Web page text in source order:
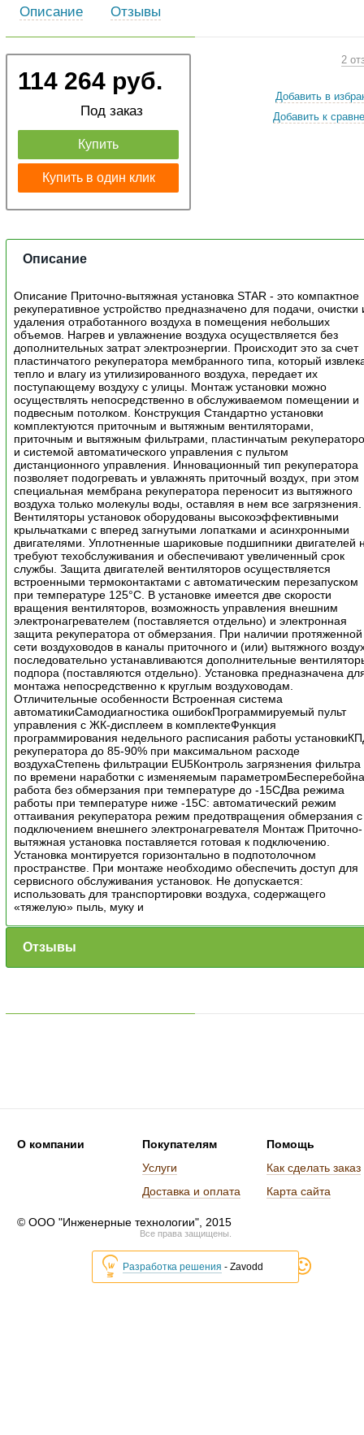
Описание Отзывы
114 264 руб.
Под заказ
Купить
Купить в один клик
2
Добавить в
Добавить к
Описание
Описание Приточно-вытяжная установка STAR - это компактное
рекуперативное устройство предназначено для подачи, очистки
удаления отработанного воздуха в помещения небольших
объемов. Нагрев и увлажнение воздуха осуществляется без
дополнительных затрат электроэнергии. Происходит это за счет
пластинчатого рекуператора мембранного типа, который
тепло и влагу из утилизированного воздуха, передает их
поступающему воздуху с улицы. Монтаж установки можно
осуществлять непосредственно в обслуживаемом помещении и
подвесным потолком. Конструкция Стандартно установки
комплектуются приточным и вытяжным вентиляторами,
приточным и вытяжным фильтрами, пластинчатым
и системой автоматического управления с пультом
дистанционного управления. Инновационный тип рекуператора
позволяет подогревать и увлажнять приточный воздух, при этом
специальная мембрана рекуператора переносит из вытяжного
воздуха только молекулы воды, оставляя в нем все загрязнения.
Вентиляторы установок оборудованы высокоэффективными
крыльчатками с вперед загнутыми лопатками и асинхронными
двигателями. Уплотненные шариковые подшипники двигателей
требуют техобслуживания и обеспечивают увеличенный срок
службы. Защита двигателей вентиляторов осуществляется
встроенными термоконтактами с автоматическим перезапуском
при температуре 125°С. В установке имеется две скорости
вращения вентиляторов, возможность управления внешним
электронагревателем (поставляется отдельно) и электронная
защита рекуператора от обмерзания. При наличии протяженной
сети воздуховодов в каналы приточного и (или) вытяжного
последовательно устанавливаются дополнительные
подпора (поставляются отдельно). Установка предназначена
монтажа непосредственно к круглым воздуховодам.
Отличительные особенности Встроенная система
автоматикиСамодиагностика ошибокПрограммируемый пульт
управления с ЖК-дисплеем в комплектеФункция
программирования недельного расписания работы
рекуператора до 85-90% при максимальном расходе
воздухаСтепень фильтрации EU5Контроль загрязнения фильтра
по времени наработки с изменяемым
работа без обмерзания при температуре до -15СДва режима
работы при температуре ниже -15С: автоматический режим
оттаивания рекуператора режим предотвращения обмерзания с
подключением внешнего электронагревателя Монтаж Приточно-
вытяжная установка поставляется готовая к подключению.
Установка монтируется горизонтально в подпотолочном
пространстве. При монтаже необходимо обеспечить доступ для
сервисного обслуживания установок. Не допускается:
использовать для транспортировки воздуха, содержащего
«тяжелую» пыль, муку и
Отзывы
О компании
Покупателям
Услуги
Доставка и оплата
Помощь
Как сделать заказ
Карта сайта
© ООО "Инженерные технологии", 2015
Все права защищены.
Разработка решения - Zavodd